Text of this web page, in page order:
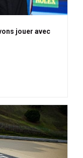
jouer avec